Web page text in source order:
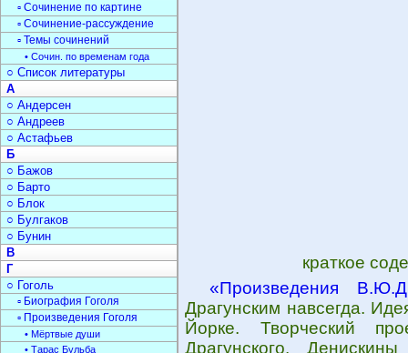
краткое
«Произведения
Драгунским навсегда.
Йорке. Творческий
Драгунского.
▫ Сочинение по картине
▫ Сочинение-рассуждение
▫ Темы сочинений
• Сочин. по временам года
○ Список литературы
А
○ Андерсен
○ Андреев
○ Астафьев
Б
○ Бажов
○ Барто
○ Блок
○ Булгаков
○ Бунин
В
Г
○ Гоголь
▫ Биография Гоголя
▫ Произведения Гоголя
• Мёртвые души
• Тарас Бульба